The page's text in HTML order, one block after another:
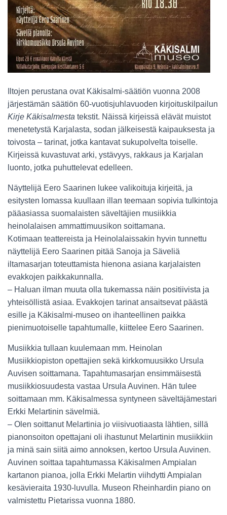
Iltojen perustana ovat Käkisalmi-säätiön vuonna 2008
järjestämän säätiön 60-vuotisjuhlavuoden kirjoituskilpailun
Kirje Käkisalmesta tekstit. Näissä kirjeissä elävät muistot
menetetystä Karjalasta, sodan jälkeisestä kaipauksesta ja
toivosta – tarinat, jotka kantavat sukupolvelta toiselle.
Kirjeissä kuvastuvat arki, ystävyys, rakkaus ja Karjalan
luonto, jotka puhuttelevat edelleen.
Näyttelijä Eero Saarinen lukee valikoituja kirjeitä, ja
esitysten lomassa kuullaan illan teemaan sopivia tulkintoja
pääasiassa suomalaisten säveltäjien musiikkia
heinolalaisen ammattimuusikon soittamana.
Kotimaan teattereista ja Heinolalaissakin hyvin tunnettu
näyttelijä Eero Saarinen pitää Sanoja ja Säveliä
iltamasarjan toteuttamista hienona asiana karjalaisten
evakkojen paikkakunnalla.
– Haluan ilman muuta olla tukemassa näin positiivista ja
yhteisöllistä asiaa. Evakkojen tarinat ansaitsevat päästä
esille ja Käkisalmi-museo on ihanteellinen paikka
pienimuotoiselle tapahtumalle, kiittelee Eero Saarinen.
Musiikkia tullaan kuulemaan mm. Heinolan
Musiikkiopiston opettajien sekä kirkkomuusikko Ursula
Auvisen soittamana. Tapahtumasarjan ensimmäisestä
musiikkiosuudesta vastaa Ursula Auvinen. Hän tulee
soittamaan mm. Käkisalmessa syntyneen säveltäjämestari
Erkki Melartinin sävelmiä.
– Olen soittanut Melartinia jo viisivuotiaasta lähtien, sillä
pianonsoiton opettajani oli ihastunut Melartinin musiikkiin
ja minä sain siitä aimo annoksen, kertoo Ursula Auvinen.
Auvinen soittaa tapahtumassa Käkisalmen Ampialan
kartanon pianoa, jolla Erkki Melartin viihdytti Ampialan
kesävieraita 1930-luvulla. Museon Rheinhardin piano on
valmistettu Pietarissa vuonna 1880.